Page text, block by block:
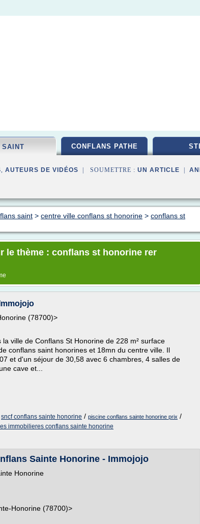
SAINT CONFLANS PATHE
, AUTEURS DE VIDÉOS | SOUMETTRE : UN ARTICLE
saint > centre ville conflans st honorine > conflans st
le thème : conflans st honorine rer
(78700)>
ville de Conflans St Honorine de 228 m² surface
conflans saint honorines et 18mn du centre ville. Il
et d'un séjour de 30,58 avec 6 chambres, 4 salles de
cave et...
sncf conflans sainte honorine / piscine conflans sainte honorine prix /
immobilieres conflans sainte honorine
Sainte Honorine - Immojojo
Honorine
Honorine (78700)>